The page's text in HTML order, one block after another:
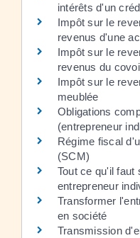
intérêts d'un
Impôt sur le
revenus d'une
Impôt sur le
revenus du
Impôt sur le
meublée
Obligations
(entrepreneur
Régime fiscal
(SCM)
Tout ce qu'il faut
entrepreneur
Transformer
en société
Transmission